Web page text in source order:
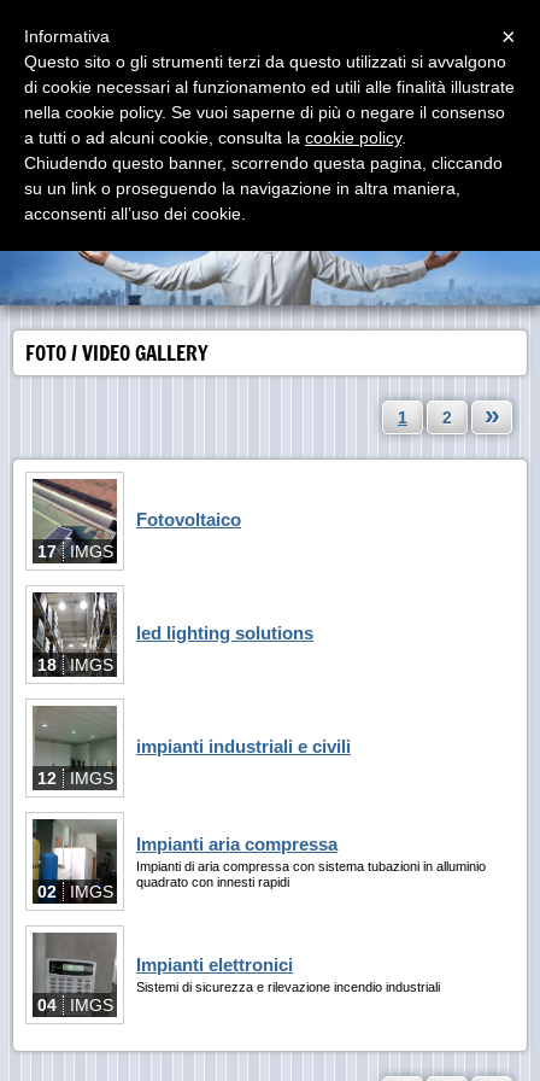
elettroimpianti Sessa s.r.l.
progettazione ed installazione impianti elettrici ed
elettronici
FOTO / VIDEO GALLERY
1 2 »
17 IMGS
Fotovoltaico
18 IMGS
led lighting solutions
12 IMGS
impianti industriali e civili
02 IMGS
Impianti aria compressa
Impianti di aria compressa con sistema tubazioni in alluminio
quadrato con innesti rapidi
04 IMGS
Impianti elettronici
Sistemi di sicurezza e rilevazione incendio industriali
×
Informativa
Questo sito o gli strumenti terzi da questo utilizzati si avvalgono
di cookie necessari al funzionamento ed utili alle finalità illustrate
nella cookie policy. Se vuoi saperne di più o negare il consenso
a tutti o ad alcuni cookie, consulta la cookie policy.
Chiudendo questo banner, scorrendo questa pagina, cliccando
su un link o proseguendo la navigazione in altra maniera,
acconsenti all’uso dei cookie.